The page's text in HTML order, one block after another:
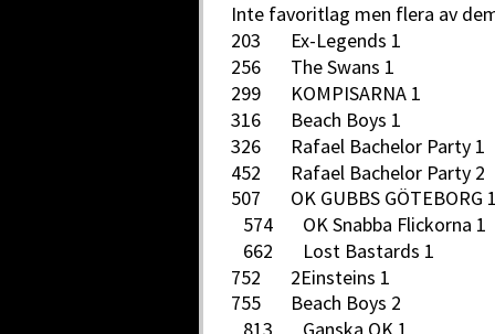
Inte favoritlag men flera av
203 Ex-Legends 1
256 The Swans 1
299 KOMPISARNA 1
316 Beach Boys 1
326 Rafael Bachelor Party
452 Rafael Bachelor
507 OK GUBBS
574 OK Snabba
662 Lost Bastards 1
752 2Einsteins 1
755 Beach Boys 2